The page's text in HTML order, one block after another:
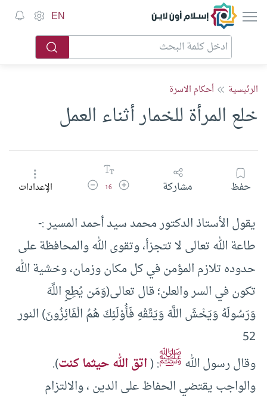
إسلام أون لاين EN
الرئيسية أحكام الاسرة
خلع المرأة للخمار أثناء العمل
حفظ مشاركة زيادة حجم الخط
16 تقليل حجم الخطالإعدادات
يقول الأستاذ الدكتور محمد سيد أحمد المسير :-
طاعة الله تعالى لا تتجزأ، وتقوى الله والمحافظة على
حدوده تلازم المؤمن في كل مكان وزمان، وخشية الله
تكون في السر والعلن؛ قال تعالى(وَمَن يُطِعِ اللَّهَ
وَرَسُولَهُ وَيَخْشَ اللَّهَ وَيَتَّقْهِ فَأُوْلَئِكَ هُمُ الْفَائِزُونَ) النور
52
وقال رسول اللهﷺ: (اتق الله حيثما كنت).
والواجب يقتضي الحفاظ على الدين ، والالتزام